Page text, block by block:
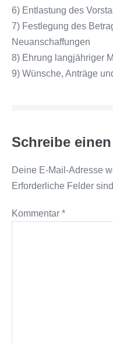
6) Entlastung des
7) Festlegung des
Neuanschaffungen
8) Ehrung langjähriger
9) Wünsche, Anträge
Schreibe
Deine E-Mail-Adresse
Erforderliche Felder
Kommentar *